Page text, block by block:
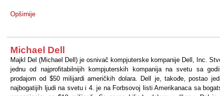
Opširnije
Michael Dell
Majkl Del (Michael Dell) je osnivač kompjuterske kompanije Dell, Inc.
jednu od najprofitabilnijih kompjuterskih kompanija na svetu sa
prodajom od $50 milijardi američkih dolara. Dell je, takođe, postao
najbogatijih ljudi na svetu i 4. je na Forbsovoj listi Amerikanaca sa